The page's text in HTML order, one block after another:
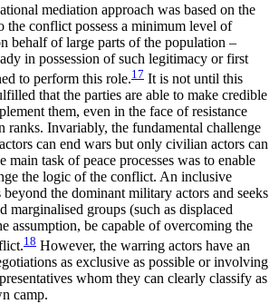
mediation approach was based on the
the conflict possess a minimum level of
behalf of large parts of the population –
in possession of such legitimacy or first
to perform this role.17 It is not until this
that the parties are able to make credible
them, even in the face of resistance
Invariably, the fundamental challenge
can end wars but only civilian actors can
main task of peace processes was to enable
the logic of the conflict. An inclusive
beyond the dominant military actors and seeks
marginalised groups (such as displaced
assumption, be capable of overcoming the
18 However, the warring actors have an
as exclusive as possible or involving
whom they can clearly classify as
camp.